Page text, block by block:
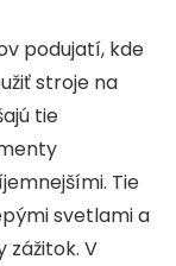
podujatí, kde
stroje na
tie
Tie
svetlami a
zážitok. V